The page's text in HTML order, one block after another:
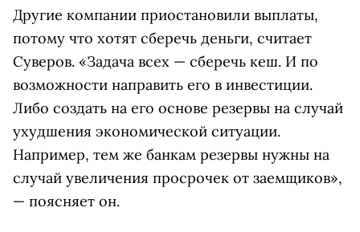
Другие компании приостановили выплаты,
потому что хотят сберечь деньги, считает
Суверов. «Задача всех — сберечь кеш. И по
возможности направить его в инвестиции.
Либо создать на его основе резервы на случай
ухудшения экономической ситуации.
Например, тем же банкам резервы нужны на
случай увеличения просрочек от заемщиков»,
— поясняет он.